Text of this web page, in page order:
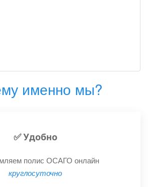
именно мы?
✅ Удобно
полис ОСАГО онлайн
круглосуточно